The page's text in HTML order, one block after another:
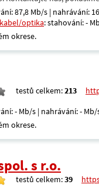
87,8 Mb/s | nahrávání:
optika: stahování: -
okrese.
testů celkem:213
- Mb/s | nahrávání: -
okrese.
s r.o.
testů celkem:39